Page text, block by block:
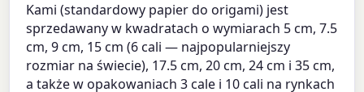
Kami (standardowy papier do origami) jest
sprzedawany w kwadratach o wymiarach 5 cm, 7.5
cm, 9 cm, 15 cm (6 cali — najpopularniejszy
rozmiar na świecie), 17.5 cm, 20 cm, 24 cm i 35 cm,
a także w opakowaniach 3 cale i 10 cali na rynkach